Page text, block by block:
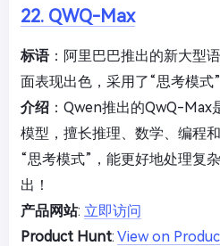
22. QWQ-Max
标语：阿里巴巴推出的新大型
面表现出色，采用了“思考模式”
介绍 ：Qwen推出的QwQ-Max
模型，擅长推理、数学、编程
“思考模式”，能更好地处理复
出！
产品网站: 立即访问
Product Hunt: View on